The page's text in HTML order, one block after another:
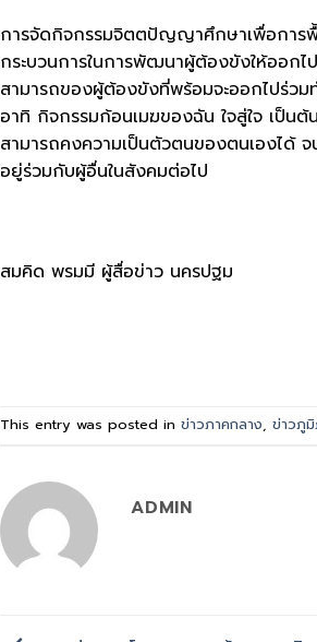
การจัดกิจกรรมจิตตปัญญาศึกษาเพื่อการ
กระบวนการในการพัฒนาผู้ต้องขังให้ออก
สามารถของผู้ต้องขังที่พร้อมจะออกไปร่วม
อาทิ กิจกรรมก้อนเมฆของฉัน ใจสู่ใจ เป็นต้
สามารถคงความเป็นตัวตนของตนเองได้
อยู่ร่วมกับผู้อื่นในสังคมต่อไป
สมคิด พรมมี ผู้สื่อข่าว นครปฐม
This entry was posted in ข่าวภาคกลาง, ข่าวภู
ADMIN